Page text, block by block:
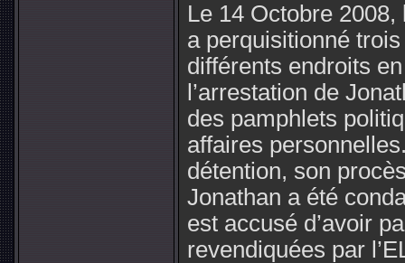
Le 14 Octobre
a perquisitionné
différents endroits
l’arrestation de
des pamphlets
affaires
détention, son
Jonathan a été
est accusé d’avoir
revendiquées par